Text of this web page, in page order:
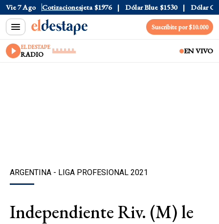
Vie 7 Ago Cotizaciones
$1520 Dólar Tarjeta $1976 Dólar Blue $1530 Dólar CCL
Suscribite por $10.000
EL DESTAPE
RADIO EN VIVO
ARGENTINA - LIGA PROFESIONAL 2021
Independiente Riv. (M) le